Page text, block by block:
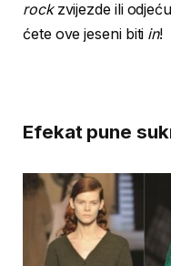
rockzvijezde ili
ćete ove jeseni biti in!
Efekat pune